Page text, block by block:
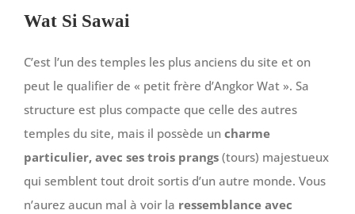
Wat Si Sawai
C’est l’un des temples les plus anciens du site et on
peut le qualifier de « petit frère d’Angkor Wat ». Sa
structure est plus compacte que celle des autres
temples du site, mais il possède un charme
particulier, avec ses trois prangs (tours) majestueux
qui semblent tout droit sortis d’un autre monde. Vous
n’aurez aucun mal à voir la ressemblance avec